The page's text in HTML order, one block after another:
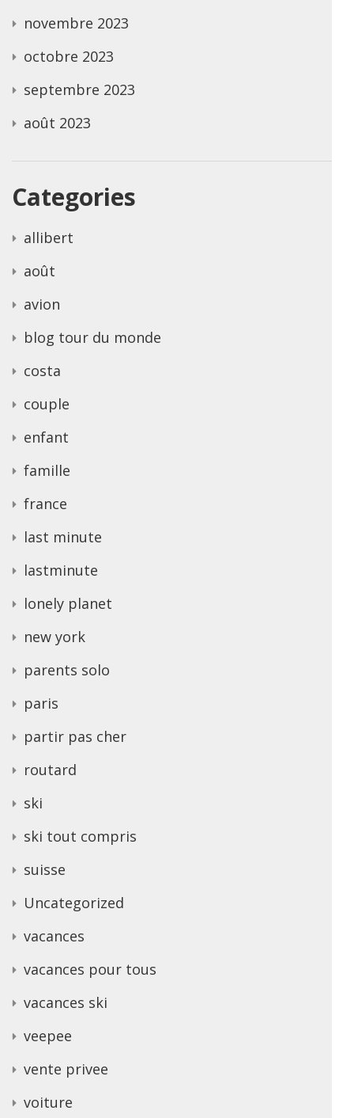
novembre 2023
octobre 2023
septembre 2023
août 2023
Categories
allibert
août
avion
blog tour du monde
costa
couple
enfant
famille
france
last minute
lastminute
lonely planet
new york
parents solo
paris
partir pas cher
routard
ski
ski tout compris
suisse
Uncategorized
vacances
vacances pour tous
vacances ski
veepee
vente privee
voiture